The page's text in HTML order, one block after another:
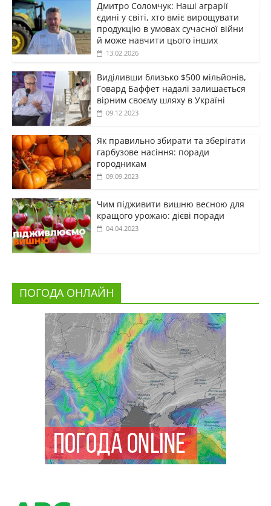
Дмитро Соломчук: Наші аграрії
єдині у світі, хто вміє вирощувати
продукцію в умовах сучасної війни
й може навчити цього інших
13.02.2026
Виділивши близько $500 мільйонів,
Говард Баффет надалі залишається
вірним своєму шляху в Україні
09.12.2023
Як правильно збирати та зберігати
гарбузове насіння: поради
городникам
09.09.2023
Чим підживити вишню весною для
кращого урожаю: дієві поради
04.04.2023
ПОГОДА ОНЛАЙН